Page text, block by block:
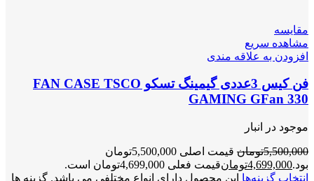
مقایسه
مشاهده سریع
افزودن به علاقه مندی
فن کیس 3عددی گیمینگ تسکو FAN CASE TSCO
GAMING GFan 330
موجود در انبار
5,500,000تومان
قیمت اصلی 5,500,000تومان
بود.4,699,000تومانقیمت فعلی 4,699,000تومان است.
انتخاب گزینه‌ها این محصول دارای انواع مختلفی می باشد. گزینه ها